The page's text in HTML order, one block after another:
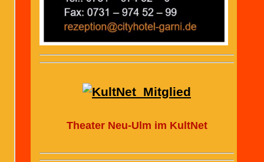
Theater Neu-Ulm im KultNet